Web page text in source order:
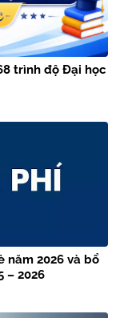
trình độ Đại học
năm 2026 và bổ
– 2026